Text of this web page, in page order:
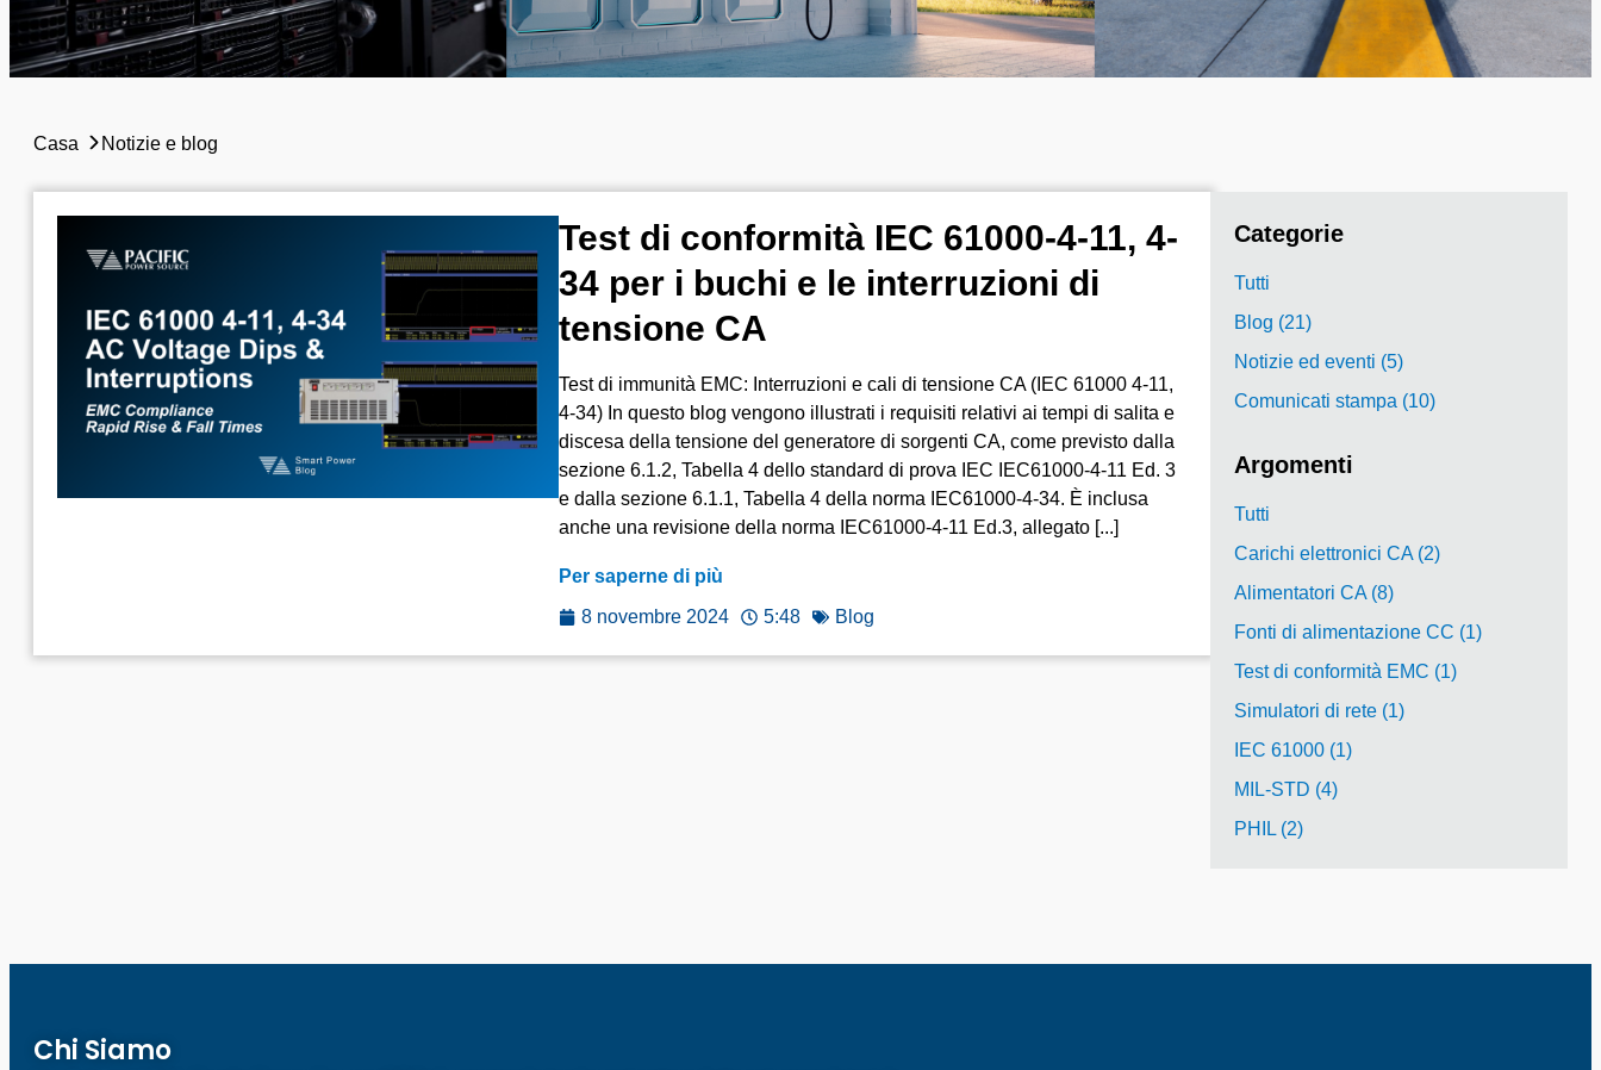
Casa Notizie e blog
Categorie
Tutti
Blog (21)
Notizie ed eventi (5)
Comunicati stampa (10)
Argomenti
Tutti
Carichi elettronici CA (2)
Alimentatori CA (8)
Fonti di alimentazione CC (1)
Test di conformità EMC (1)
Simulatori di rete (1)
IEC 61000 (1)
MIL-STD (4)
PHIL (2)
Test di conformità IEC 61000-4-11, 4-
34 per i buchi e le interruzioni di
tensione CA
Test di immunità EMC: Interruzioni e cali di tensione CA (IEC 61000 4-11,
4-34) In questo blog vengono illustrati i requisiti relativi ai tempi di salita e
discesa della tensione del generatore di sorgenti CA, come previsto dalla
sezione 6.1.2, Tabella 4 dello standard di prova IEC IEC61000-4-11 Ed. 3
e dalla sezione 6.1.1, Tabella 4 della norma IEC61000-4-34. È inclusa
anche una revisione della norma IEC61000-4-11 Ed.3, allegato [...]
Per saperne di più
8 novembre 2024
5:48 Blog
Chi Siamo